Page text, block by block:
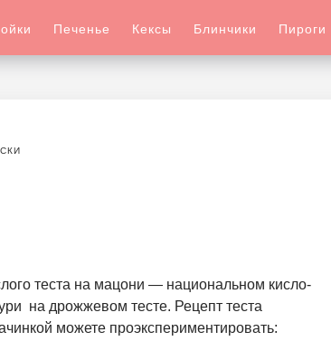
Печенье Кексы Блинчики Пироги
теста на мацони — национальном кисло-
на дрожжевом тесте. Рецепт теста
можете проэкспериментировать: